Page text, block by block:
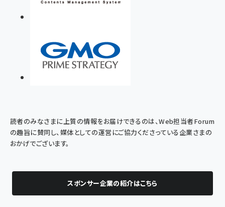
読者のみなさまに上質の情報をお届けできるのは、Web担当者Forum
の趣旨に賛同し、媒体としての運営にご協力くださっている企業さまの
おかげでございます。
スポンサー企業の紹介はこちら